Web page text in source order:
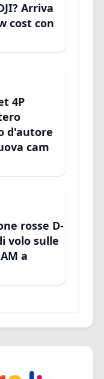
Arriva
cost con
4P
d'autore
cam
rosse D-
volo sulle
a